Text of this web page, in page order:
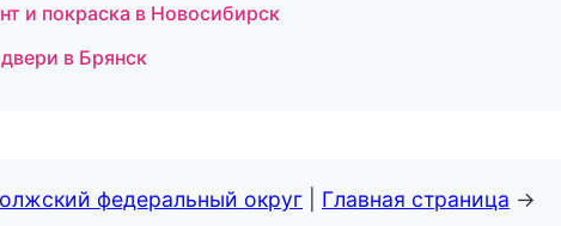
и покраска в Новосибирск
в Брянск
федеральный округ Главная страница →